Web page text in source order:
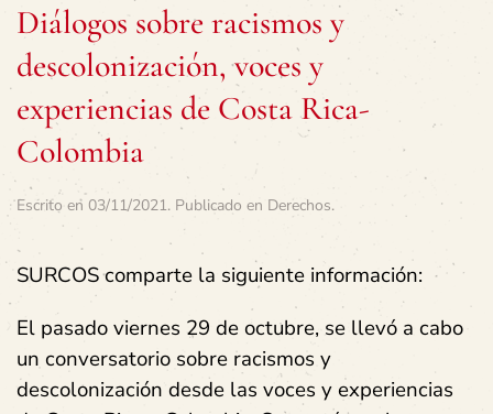
Diálogos sobre racismos y
descolonización, voces y
experiencias de Costa Rica-
Colombia
Escrito en 03/11/2021. Publicado en Derechos.
SURCOS comparte la siguiente información:
El pasado viernes 29 de octubre, se llevó a cabo
un conversatorio sobre racismos y
descolonización desde las voces y experiencias